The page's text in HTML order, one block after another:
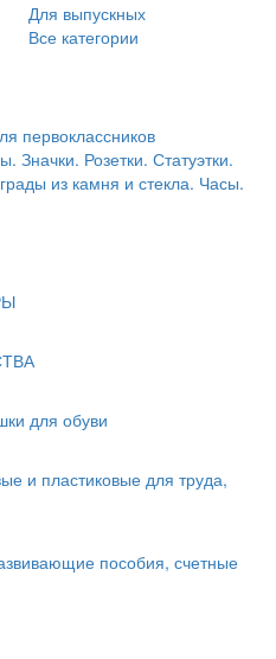
Для выпускных
Все категории
первоклассников
Розетки. Статуэтки.
из камня и стекла. Часы.
для обуви
и пластиковые для труда,
пособия, счетные